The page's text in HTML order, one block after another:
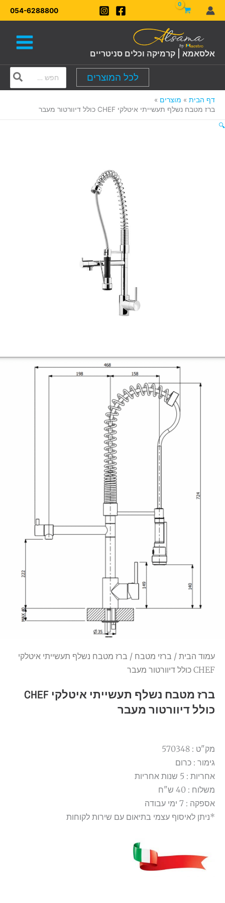
דילוג
לתוכן
054-6288800
אלסאמא | קרמיקה וכלים סניטריים
לכל המוצרים
for:
דף הבית
מוצרים
ברז מטבח נשלף תעשייתי איטלקי CHEF כולל דיוורטור מעבר
🔍
עמוד הבית / ברזי מטבח / ברז מטבח נשלף תעשייתי איטלקי
CHEF כולל דיוורטור מעבר
ברז מטבח נשלף תעשייתי איטלקי CHEF
כולל דיוורטור מעבר
מק"ט : 570348
גימור : כרום
אחריות : 5 שנות אחריות
משלוח : 40 ש"ח
אספקה : 7 ימי עבודה
*ניתן לאיסוף עצמי בתיאום עם שירות לקוחות